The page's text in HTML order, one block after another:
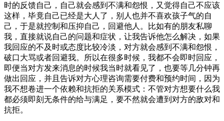
时的反馈自己，自己就会感到不满和怨恨，又觉得自己不应该
这样，毕竟自己已经是大人了，别人也并不喜欢孩子气的自
己，于是就控制和压抑自己，回避他人。比如有的朋友私聊
我，直接就说自己的问题和症状，让我告诉他怎么解决，如果
我回应的不及时或态度比较冷淡，对方就会感到不满和怨恨，
破口大骂或者回避我。所以在很多时候，我都不会即时回应，
即便当对方发来消息的时候我当时就看见了，也要等几分钟再
做出回应，并且告诉对方心理咨询需要付费和预约时间，因为
我不想卷进一个依赖和抗拒的关系模式：不管对方想要什么我
都必须即刻无条件的给与满足，要不然就会遭到对方的敌对和
抗拒。